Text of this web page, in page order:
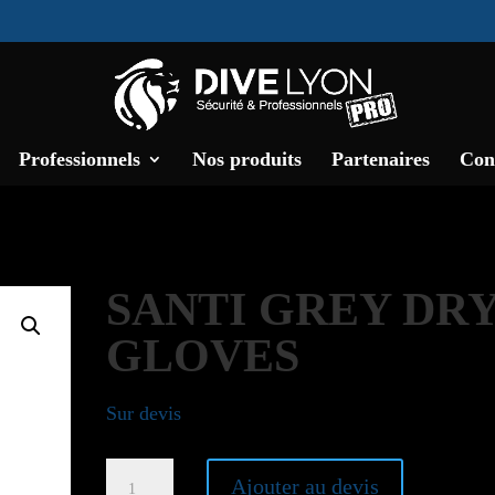
Professionnels Nos produits Partenaires
SANTI GREY
GLOVES
Sur devis
Ajouter au devis